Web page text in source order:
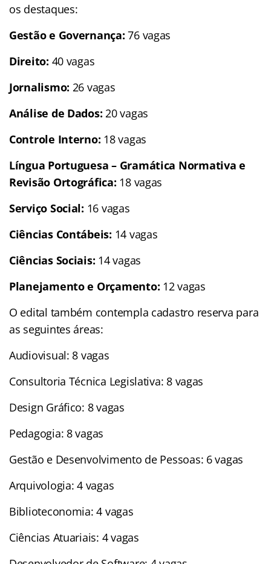
os destaques:
Gestão e Governança: 76 vagas
Direito: 40 vagas
Jornalismo: 26 vagas
Análise de Dados: 20 vagas
Controle Interno: 18 vagas
Língua Portuguesa – Gramática Normativa e
Revisão Ortográfica: 18 vagas
Serviço Social: 16 vagas
Ciências Contábeis: 14 vagas
Ciências Sociais: 14 vagas
Planejamento e Orçamento: 12 vagas
O edital também contempla cadastro reserva para
as seguintes áreas:
Audiovisual: 8 vagas
Consultoria Técnica Legislativa: 8 vagas
Design Gráfico: 8 vagas
Pedagogia: 8 vagas
Gestão e Desenvolvimento de Pessoas: 6 vagas
Arquivologia: 4 vagas
Biblioteconomia: 4 vagas
Ciências Atuariais: 4 vagas